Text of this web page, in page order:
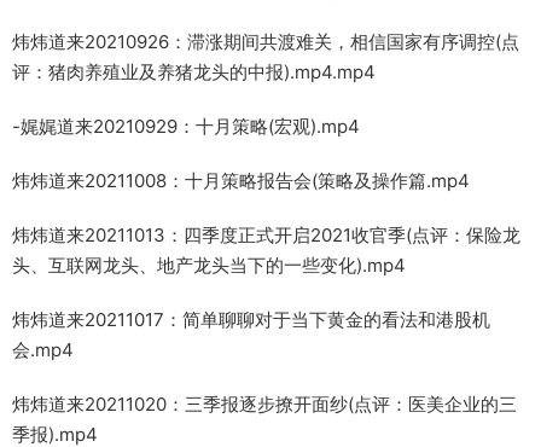
炜炜道来20210926：滞涨期间共渡难关，相信国家有序调控(点
评：猪肉养殖业及养猪龙头的中报).mp4.mp4
-娓娓道来20210929：十月策略(宏观).mp4
炜炜道来20211008：十月策略报告会(策略及操作篇.mp4
炜炜道来20211013：四季度正式开启2021收官季(点评：保险龙
头、互联网龙头、地产龙头当下的一些变化).mp4
炜炜道来20211017：简单聊聊对于当下黄金的看法和港股机
会.mp4
炜炜道来20211020：三季报逐步撩开面纱(点评：医美企业的三
季报).mp4